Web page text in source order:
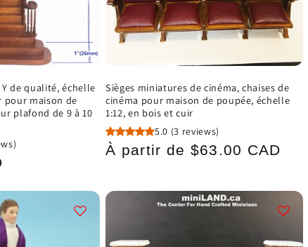
de qualité, échelle
pour maison de
plafond de 9 à 10
Sièges miniatures de cinéma, chaises de
cinéma pour maison de poupée, échelle
1:12, en bois et cuir
5.0 (3 reviews)
Prix
À partir de $63.00 CAD